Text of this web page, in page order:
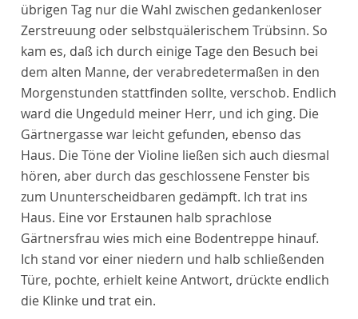
übrigen Tag nur die Wahl zwischen gedankenloser
Zerstreuung oder selbstquälerischem Trübsinn. So
kam es, daß ich durch einige Tage den Besuch bei
dem alten Manne, der verabredetermaßen in den
Morgenstunden stattfinden sollte, verschob. Endlich
ward die Ungeduld meiner Herr, und ich ging. Die
Gärtnergasse war leicht gefunden, ebenso das
Haus. Die Töne der Violine ließen sich auch diesmal
hören, aber durch das geschlossene Fenster bis
zum Ununterscheidbaren gedämpft. Ich trat ins
Haus. Eine vor Erstaunen halb sprachlose
Gärtnersfrau wies mich eine Bodentreppe hinauf.
Ich stand vor einer niedern und halb schließenden
Türe, pochte, erhielt keine Antwort, drückte endlich
die Klinke und trat ein.